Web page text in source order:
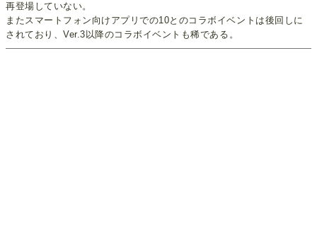
再登場していない。
またスマートフォン向けアプリでの10とのコラボイベントは後回しに
されており、Ver.3以降のコラボイベントも稀である。